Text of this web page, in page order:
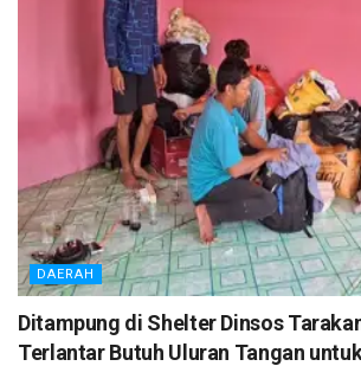
DAERAH
Ditampung di Shelter Dinsos
Terlantar Butuh Uluran Tangan